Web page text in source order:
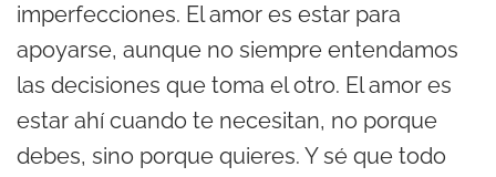
imperfecciones. El amor es estar para
apoyarse, aunque no siempre entendamos
las decisiones que toma el otro. El amor es
estar ahí cuando te necesitan, no porque
debes, sino porque quieres. Y sé que todo